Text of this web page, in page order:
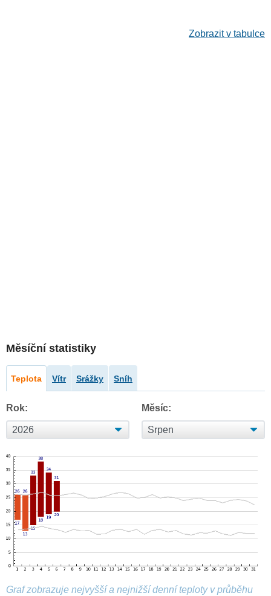
Zobrazit v tabulce
Měsíční statistiky
Teplota Vítr Srážky Sníh
Rok: Měsíc:
Graf zobrazuje nejvyšší a nejnižší denní teploty v průběhu